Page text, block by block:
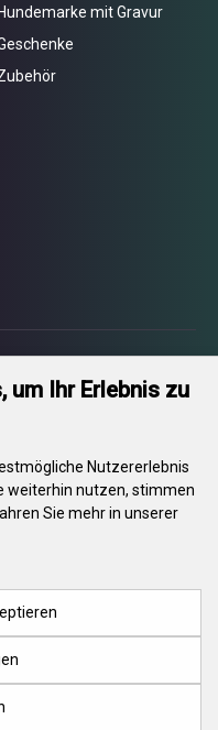
Hundemarke mit Gravur
Bilder, Grafiken, Videos
Urheberrecht und anderen
nicht für kommerzielle
oder auf anderen
von ihren Lieferanten.
um Ihr Erlebnis zu
Nutzererlebnis
weiterhin nutzen, stimmen
Sie mehr in unserer